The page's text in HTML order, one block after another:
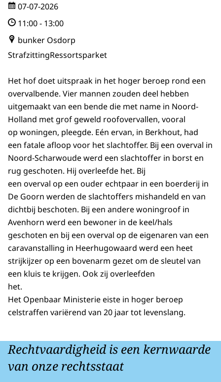
07-07-2026
11:00- 13:00
bunker Osdorp
StrafzittingRessortsparket
Het hof doet uitspraak in het hoger beroep rond een
overvalbende. Vier mannen zouden deel hebben
uitgemaakt van een bende die met name in Noord-
Holland met grof geweld roofovervallen, vooral
op woningen, pleegde. Eén ervan, in Berkhout, had
een fatale afloop voor het slachtoffer. Bij een overval in
Noord-Scharwoude werd een slachtoffer in borst en
rug geschoten. Hij overleefde het. Bij
een overval op een ouder echtpaar in een boerderij in
De Goorn werden de slachtoffers mishandeld en van
dichtbij beschoten. Bij een andere woningroof in
Avenhorn werd een bewoner in de keel/hals
geschoten en bij een overval op de eigenaren van een
caravanstalling in Heerhugowaard werd een heet
strijkijzer op een bovenarm gezet om de sleutel van
een kluis te krijgen. Ook zij overleefden
het.
Het Openbaar Ministerie eiste in hoger beroep
celstraffen variërend van 20 jaar tot levenslang.
Rechtvaardigheid is een kernwaarde
van onze rechtsstaat